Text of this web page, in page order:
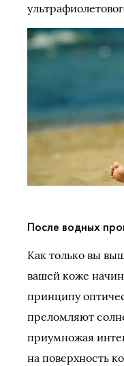
После водных
Как только вы
вашей коже
принципу
преломляют
приумножая
на поверхность